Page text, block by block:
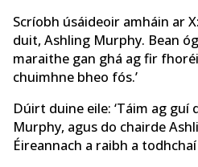
Scríobh úsáideoir amháin ar
duit, Ashling Murphy. Bean
maraithe gan ghá ag fir
chuimhne bheo fós.’
Dúirt duine eile: ‘Táim ag guí
Murphy, agus do chairde
Éireannach a raibh a